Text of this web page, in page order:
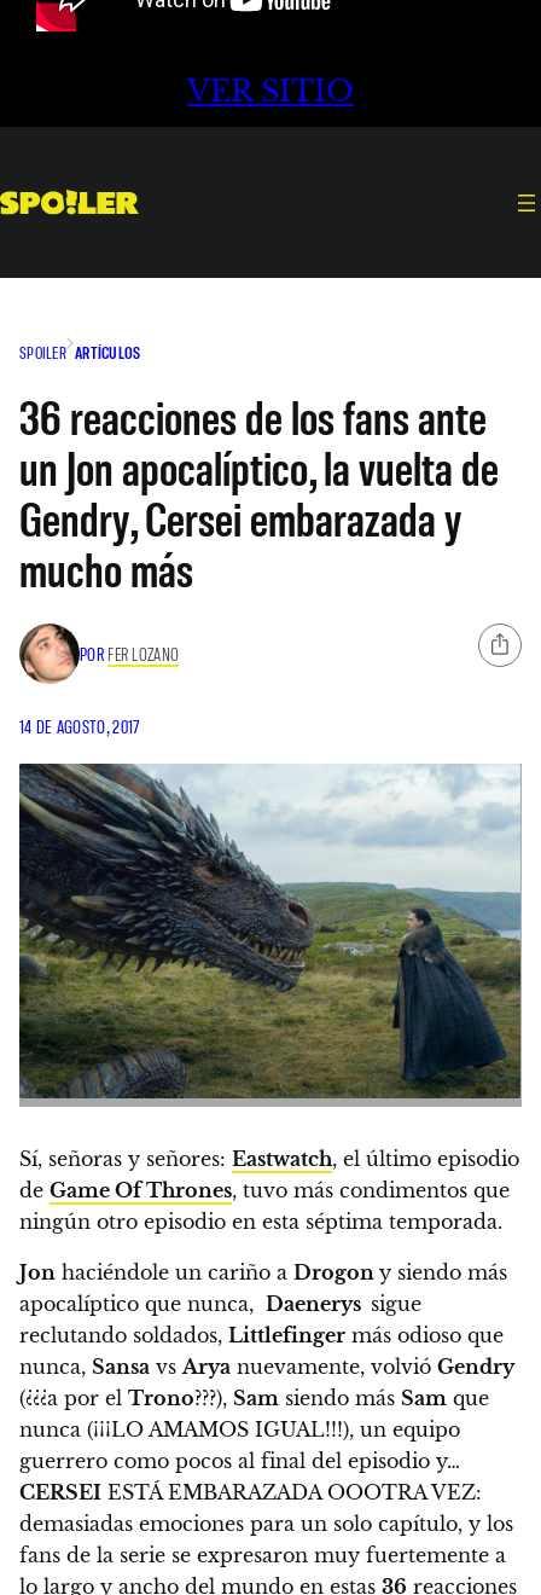
VER SITIO
SPOILER ARTÍCULOS
36 reacciones de los fans ante
un Jon apocalíptico, la vuelta de
Gendry, Cersei embarazada y
mucho más
POR FER LOZANO
14 DE AGOSTO, 2017
Sí, señoras y señores: Eastwatch, el último episodio
de Game Of Thrones, tuvo más condimentos que
ningún otro episodio en esta séptima temporada.
Jon haciéndole un cariño a Drogon y siendo más
apocalíptico que nunca, Daenerys sigue
reclutando soldados, Littlefinger más odioso que
nunca, Sansa vs Arya nuevamente, volvió Gendry
(¿¿¿a por el Trono???), Sam siendo más Sam que
nunca (¡¡¡LO AMAMOS IGUAL!!!), un equipo
guerrero como pocos al final del episodio y…
CERSEI ESTÁ EMBARAZADA OOOTRA VEZ:
demasiadas emociones para un solo capítulo, y los
fans de la serie se expresaron muy fuertemente a
lo largo y ancho del mundo en estas 36 reacciones